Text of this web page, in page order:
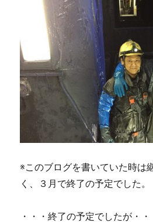
※このブログを書いていた時は
く、３月で終了の予定でした。
・・・終了の予定でしたが・・